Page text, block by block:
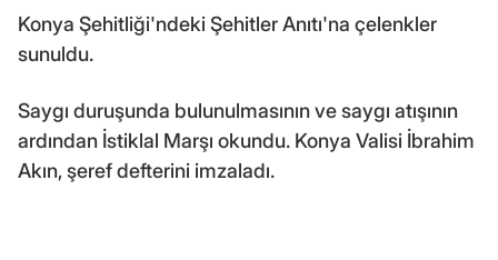
Konya Şehitliği'ndeki Şehitler Anıtı'na çelenkler
sunuldu.
Saygı duruşunda bulunulmasının ve saygı atışının
ardından İstiklal Marşı okundu. Konya Valisi İbrahim
Akın, şeref defterini imzaladı.